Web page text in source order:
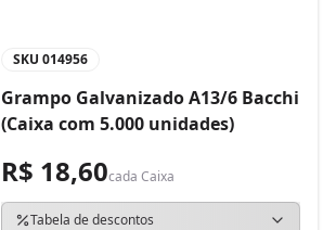
SKU 014956
Grampo Galvanizado A13/6 Bacchi
(Caixa com 5.000 unidades)
R$ 18,60cada Caixa
Tabela de descontos